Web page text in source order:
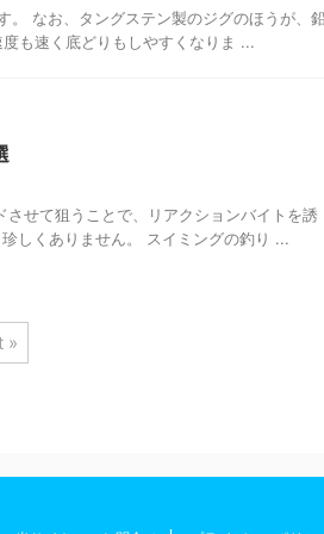
。 なお、タングステン製のジグのほうが、
も速く底どりもしやすくなりま ...
せて狙うことで、リアクションバイトを誘
しくありません。 スイミングの釣り ...
»